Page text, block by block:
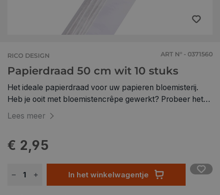
RICO DESIGN ART N° - 0371560
Papierdraad 50 cm wit 10 stuks
Het ideale papierdraad voor uw papieren bloemisterij.
Heb je ooit met bloemistencrêpe gewerkt? Probeer het
eens en tover de mooiste papieren bloemen tevoorschijn!
Lees meer
€ 2,95
In het winkelwagentje